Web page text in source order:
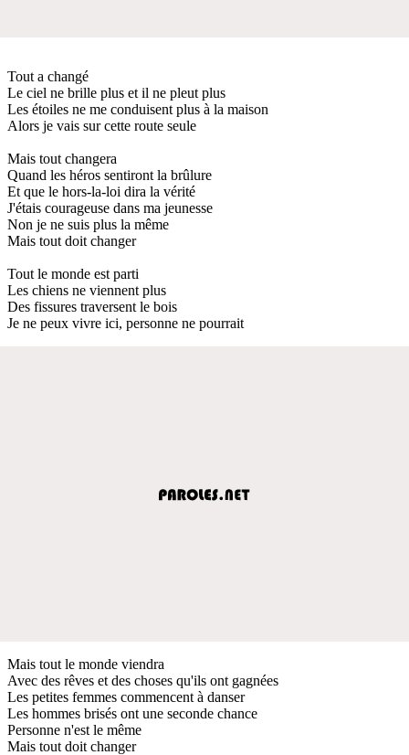
Tout a changé
Le ciel ne brille plus et il ne pleut plus
Les étoiles ne me conduisent plus à la maison
Alors je vais sur cette route seule
Mais tout changera
Quand les héros sentiront la brûlure
Et que le hors-la-loi dira la vérité
J'étais courageuse dans ma jeunesse
Non je ne suis plus la même
Mais tout doit changer
Tout le monde est parti
Les chiens ne viennent plus
Des fissures traversent le bois
Je ne peux vivre ici, personne ne pourrait
Mais tout le monde viendra
Avec des rêves et des choses qu'ils ont gagnées
Les petites femmes commencent à danser
Les hommes brisés ont une seconde chance
Personne n'est le même
Mais tout doit changer